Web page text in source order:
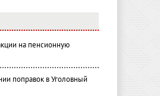
на пенсионную
поправок в Уголовный